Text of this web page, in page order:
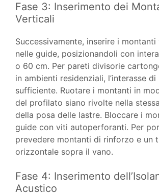
Fase 3: Inserimento dei
Verticali
Successivamente, inserire i
nelle guide, posizionandoli con
o 60 cm. Per pareti divisorie
in ambienti residenziali, l’interasse
sufficiente. Ruotare i montanti in
del profilato siano rivolte nella
della posa delle lastre. Bloccare i
guide con viti autoperforanti. Per
prevedere montanti di rinforzo e un
orizzontale sopra il vano.
Fase 4: Inserimento
Acustico